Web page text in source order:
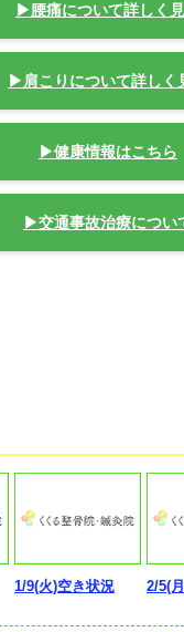
▶腰痛について詳しく
▶肩こりについて詳しく
▶健康情報はこちら
▶交通事故治療につい
1/9(火)空き状況 2/5(